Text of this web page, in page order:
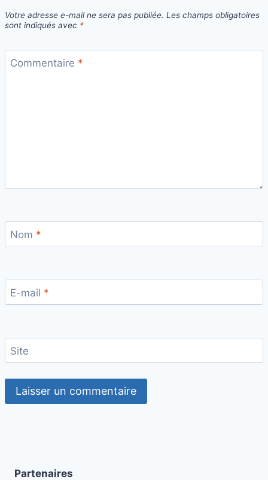
Votre adresse e-mail ne sera pas publiée. Les champs obligatoires
sont indiqués avec *
Commentaire *
Nom *
E-mail *
Site
Partenaires